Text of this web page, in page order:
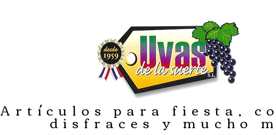
Artículos para fiesta,
disfraces y mucho